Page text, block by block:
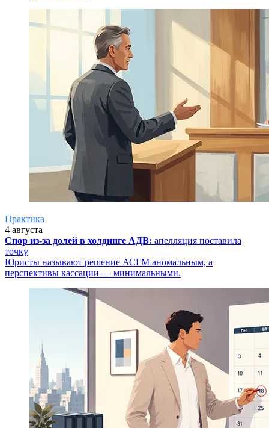
Практика
4 августа
Спор из-за долей в холдинге АДВ: апелляция поставила
точку
Юристы называют решение АСГМ аномальным, а
перспективы кассации — минимальными.